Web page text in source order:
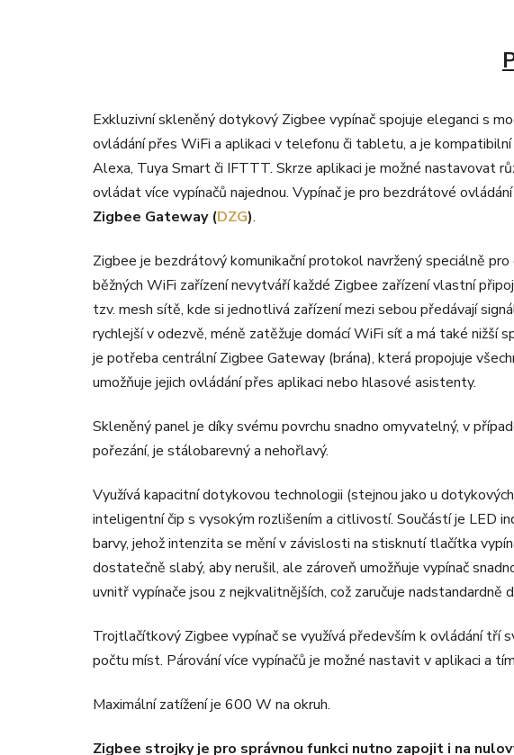
Exkluzivní skleněný dotykový Zigbee vypínač spojuje eleganci s
ovládání přes WiFi a aplikaci v telefonu či tabletu, a je
Alexa, Tuya Smart či IFTTT. Skrze aplikaci je možné nastavovat
ovládat více vypínačů najednou. Vypínač je pro bezdrátové
Zigbee Gateway (DZG).
Zigbee je bezdrátový komunikační protokol navržený speciálně
běžných WiFi zařízení nevytváří každé Zigbee zařízení vlastní
tzv. mesh sítě, kde si jednotlivá zařízení mezi sebou předávají
rychlejší v odezvě, méně zatěžuje domácí WiFi síť a má také nižší
je potřeba centrální Zigbee Gateway (brána), která propojuje
umožňuje jejich ovládání přes aplikaci nebo hlasové asistenty.
Skleněný panel je díky svému povrchu snadno omyvatelný, v
pořezání, je stálobarevný a nehořlavý.
Využívá kapacitní dotykovou technologii (stejnou jako u
inteligentní čip s vysokým rozlišením a citlivostí. Součástí je LED
barvy, jehož intenzita se mění v závislosti na stisknutí tlačítka
dostatečně slabý, aby nerušil, ale zároveň umožňuje vypínač
uvnitř vypínače jsou z nejkvalitnějších, což zaručuje nadstandardně
Trojtlačítkový Zigbee vypínač se využívá především k ovládání tří
počtu míst. Párování více vypínačů je možné nastavit v aplikaci a
Maximální zatížení je 600 W na okruh.
Zigbee strojky je pro správnou funkci nutno zapojit i na